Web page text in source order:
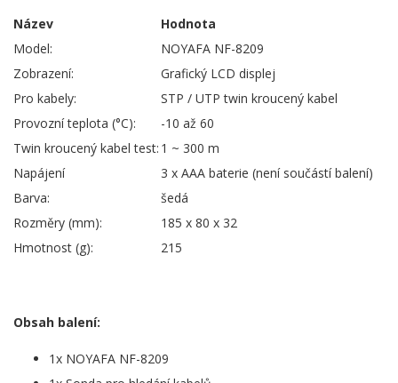
Název
Hodnota
Model:
NOYAFA NF-8209
Zobrazení:
Grafický LCD displej
Pro kabely:
STP / UTP twin kroucený kabel
Provozní teplota (°C):
-10 až 60
Twin kroucený kabel test: 1 ~ 300 m
Napájení
3 x AAA baterie (není součástí balení)
Barva:
šedá
Rozměry (mm):
185 x 80 x 32
Hmotnost (g):
215
Obsah balení:
1x NOYAFA NF-8209